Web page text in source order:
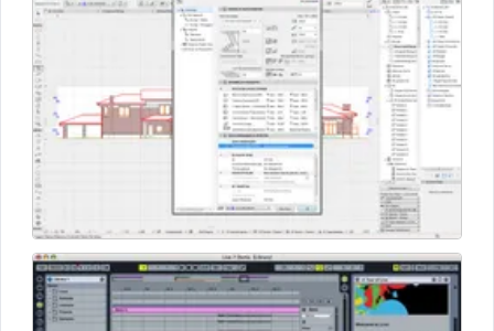
сервер GraphiSoft Delta. Перед отправкой
информация обрабатывается для уменьшения
объема: передача данных между архитекторами и
другими сотрудниками компании происходит
мгновенно.
Обнаружение коллизий.ArchiCAD автоматически
сканирует типы, классы, материалы, и прочие
свойства используемых групп и элементов. При
обнаружении коллизий архитектор
незамедлительно получает соответствующее
уведомление.
Несмотря на широкий спектр функций, ArchiCAD лишен
лишних элементов оформления. Интуитивно понятный
интерфейс позволяет быстро находить нужный для